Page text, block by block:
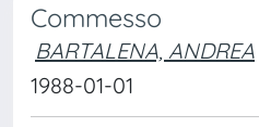
Commesso
BARTALENA, ANDREA
1988-01-01